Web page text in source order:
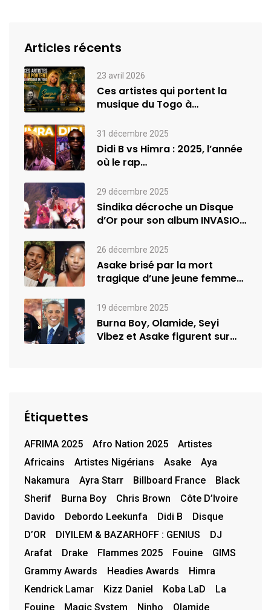
Articles récents
23 avril 2026
Ces artistes qui portent la
musique du Togo à
31 décembre 2025
Didi B vs Himra : 2025, l’année
où le rap…
29 décembre 2025
Sindika décroche un Disque
d’Or pour son album INVASION
26 décembre 2025
Asake brisé par la mort
tragique d’une jeune femme
19 décembre 2025
Burna Boy, Olamide, Seyi
Vibez et Asake figurent sur
Étiquettes
AFRIMA 2025 Afro Nation 2025
Artistes
Africains
Artistes Nigérians Asake
Aya
Nakamura
Ayra Starr Billboard France
Black
Sherif
Burna Boy Chris Brown
Côte D’Ivoire
Davido
Debordo Leekunfa Didi B
Disque
D’OR
DIYILEM & BAZARHOFF : GENIUS
DJ
Arafat
Drake Flammes 2025 Fouine
GIMS
Grammy Awards
Headies Awards
Himra
Kendrick Lamar
Kizz Daniel Koba LaD
La
Fouine
Magic System Ninho Olamide